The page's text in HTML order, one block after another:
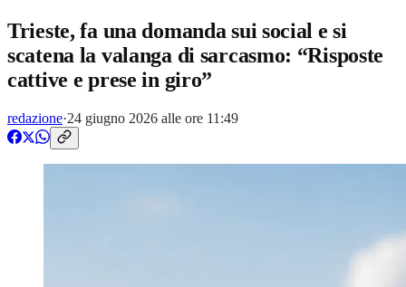
Trieste, fa una domanda sui social e si
scatena la valanga di sarcasmo: “Risposte
cattive e prese in giro”
redazione·24 giugno 2026 alle ore 11:49